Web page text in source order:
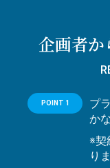
企画者か
POINT 1
プ
か
※契
り